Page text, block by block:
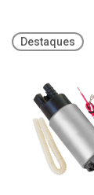
Destaques